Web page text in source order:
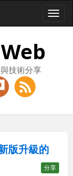
技術分享
版升級的
分享